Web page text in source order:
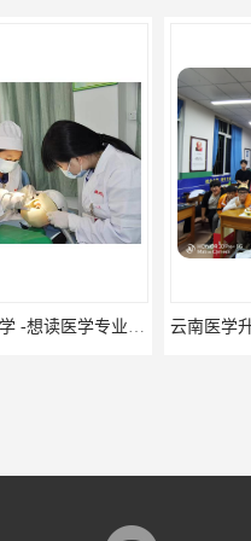
云南口腔医学升学 -想读医学专业的你是否有太多的困惑?